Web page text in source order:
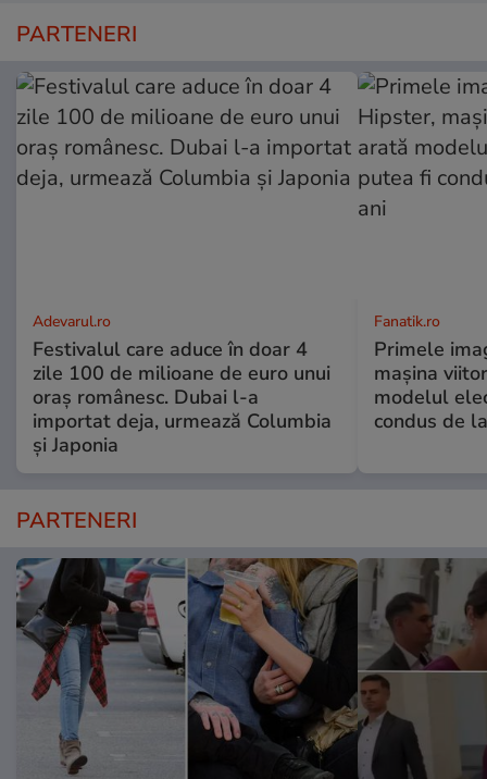
PARTENERI
Adevarul.ro
Festivalul care aduce în doar 4
zile 100 de milioane de euro unui
oraș românesc. Dubai l-a
importat deja, urmează Columbia
și Japonia
Fanatik.ro
Primele
mașina
modelul
condus de
PARTENERI